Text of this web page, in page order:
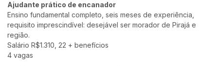
Ajudante prático de encanador
Ensino fundamental completo, seis meses de experiência,
requisito imprescindível: desejável ser morador de Pirajá e
região.
Salário R$1.310, 22 + benefícios
4 vagas